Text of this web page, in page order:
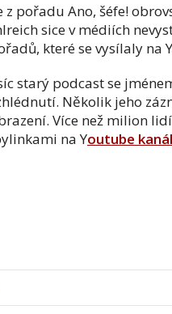
z pořadu Ano, šéfe!
sice v médiích
které se vysílaly na
starý podcast se
Několik jeho
Více než milion
na Youtube